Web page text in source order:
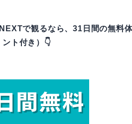
で観るなら、31日間の無料
ント付き）👇